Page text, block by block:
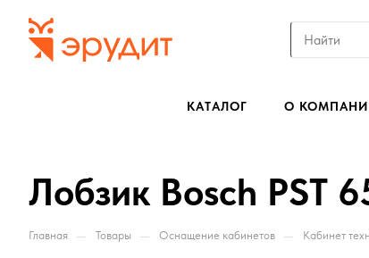
КАТАЛОГ О
Лобзик Bosch PST
Главная — Товары — Оснащение кабинетов — Кабинет